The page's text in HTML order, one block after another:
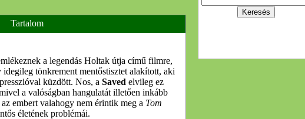
Tartalom
a legendás Holtak útja című filmre,
tönkrement mentőstisztet alakított, aki
küzdött. Nos, a Saved elvileg ez
a valóságban hangulatát illetően inkább
embert valahogy nem érintik meg a Tom
életének problémái.